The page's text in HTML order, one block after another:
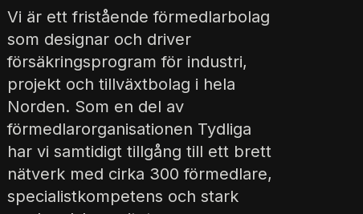
Vi är ett fristående förmedlarbolag
som designar och driver
försäkringsprogram för industri,
projekt och tillväxtbolag i hela
Norden. Som en del av
förmedlarorganisationen Tydliga
har vi samtidigt tillgång till ett brett
nätverk med cirka 300 förmedlare,
specialistkompetens och stark